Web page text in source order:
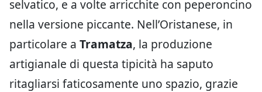
selvatico, e a volte arricchite con peperoncino
nella versione piccante. Nell’Oristanese, in
particolare a Tramatza, la produzione
artigianale di questa tipicità ha saputo
ritagliarsi faticosamente uno spazio, grazie